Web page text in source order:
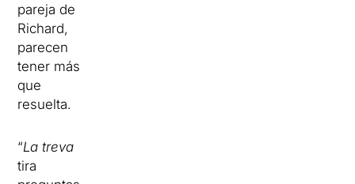
pareja de
Richard,
parecen
tener más
que
resuelta.
“La treva
tira